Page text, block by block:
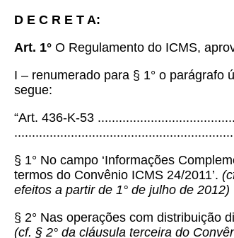
D E C R E T A:
Art. 1° O Regulamento do ICMS,
I – renumerado para § 1° o parágrafo
segue:
“Art. 436-K-53
§ 1° No campo ‘Informações
termos do Convênio ICMS 24/2011’.
efeitos a partir de 1° de julho de 2012)
§ 2° Nas operações com distribuição
(cf. § 2° da cláusula terceira do